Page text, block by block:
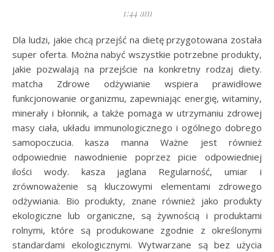
1:44 am
Dla ludzi, jakie chcą przejść na dietę przygotowana została
super oferta. Można nabyć wszystkie potrzebne produkty,
jakie pozwalają na przejście na konkretny rodzaj diety.
matcha Zdrowe odżywianie wspiera prawidłowe
funkcjonowanie organizmu, zapewniając energię, witaminy,
minerały i błonnik, a także pomaga w utrzymaniu zdrowej
masy ciała, układu immunologicznego i ogólnego dobrego
samopoczucia. kasza manna Ważne jest również
odpowiednie nawodnienie poprzez picie odpowiedniej
ilości wody. kasza jaglana Regularność, umiar i
zrównoważenie są kluczowymi elementami zdrowego
odżywiania. Bio produkty, znane również jako produkty
ekologiczne lub organiczne, są żywnością i produktami
rolnymi, które są produkowane zgodnie z określonymi
standardami ekologicznymi. Wytwarzane są bez użycia